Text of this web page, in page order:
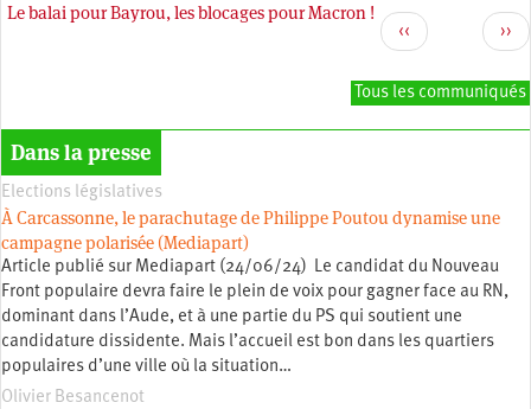
Le balai pour Bayrou, les blocages pour Macron !
Pagination
Page
précédente
‹‹ ››
Tous les communiqués
Dans la presse
Elections législatives
À Carcassonne, le parachutage de Philippe Poutou dynamise une
campagne polarisée (Mediapart)
Article publié sur Mediapart (24/06/24) Le candidat du Nouveau
Front populaire devra faire le plein de voix pour gagner face au RN,
dominant dans l’Aude, et à une partie du PS qui soutient une
candidature dissidente. Mais l’accueil est bon dans les quartiers
populaires d’une ville où la situation…
Olivier Besancenot